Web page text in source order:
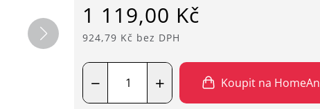
1 119,00 Kč
924,79 Kč bez DPH
+
− Koupit na